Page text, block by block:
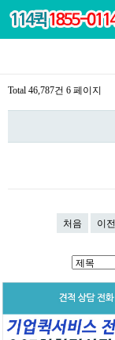
Total 46,787건 6 페이지
처음 이전